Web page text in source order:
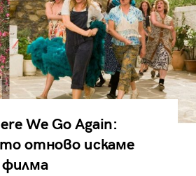
We Go Again:
отново искаме